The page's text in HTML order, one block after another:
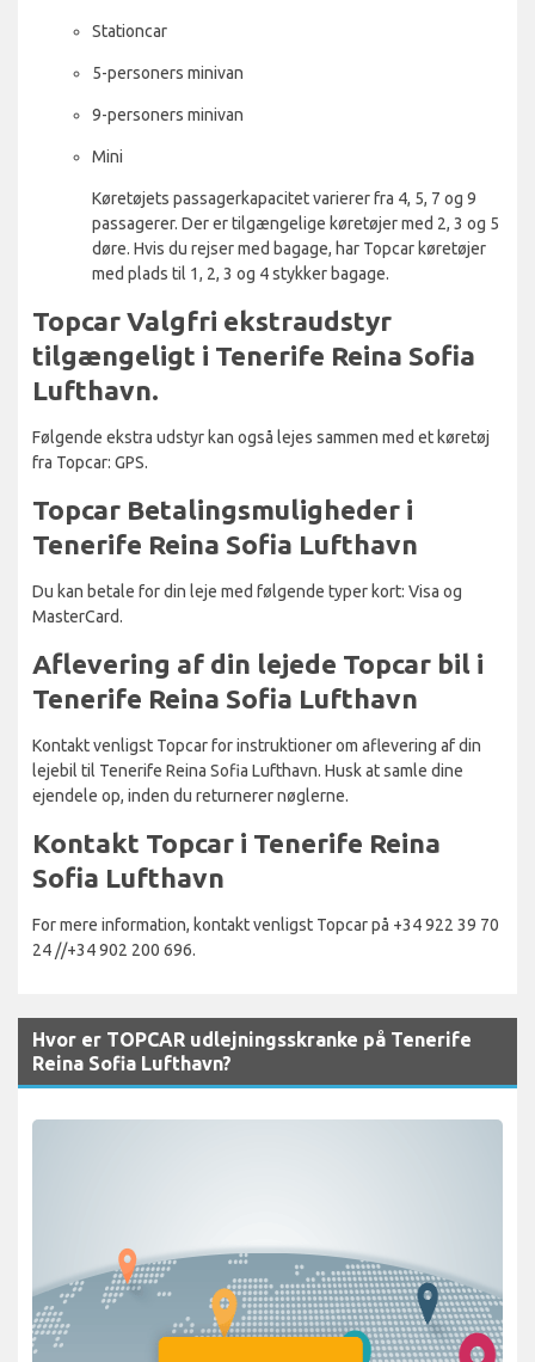
Stationcar
5-personers minivan
9-personers minivan
Mini
Køretøjets passagerkapacitet varierer fra 4, 5, 7 og 9
passagerer. Der er tilgængelige køretøjer med 2, 3 og 5
døre. Hvis du rejser med bagage, har Topcar køretøjer
med plads til 1, 2, 3 og 4 stykker bagage.
Topcar Valgfri ekstraudstyr
tilgængeligt i Tenerife Reina Sofia
Lufthavn.
Følgende ekstra udstyr kan også lejes sammen med et køretøj
fra Topcar: GPS.
Topcar Betalingsmuligheder i
Tenerife Reina Sofia Lufthavn
Du kan betale for din leje med følgende typer kort: Visa og
MasterCard.
Aflevering af din lejede Topcar bil i
Tenerife Reina Sofia Lufthavn
Kontakt venligst Topcar for instruktioner om aflevering af din
lejebil til Tenerife Reina Sofia Lufthavn. Husk at samle dine
ejendele op, inden du returnerer nøglerne.
Kontakt Topcar i Tenerife Reina
Sofia Lufthavn
For mere information, kontakt venligst Topcar på +34 922 39 70
24 //+34 902 200 696.
Hvor er TOPCAR udlejningsskranke på Tenerife
Reina Sofia Lufthavn?